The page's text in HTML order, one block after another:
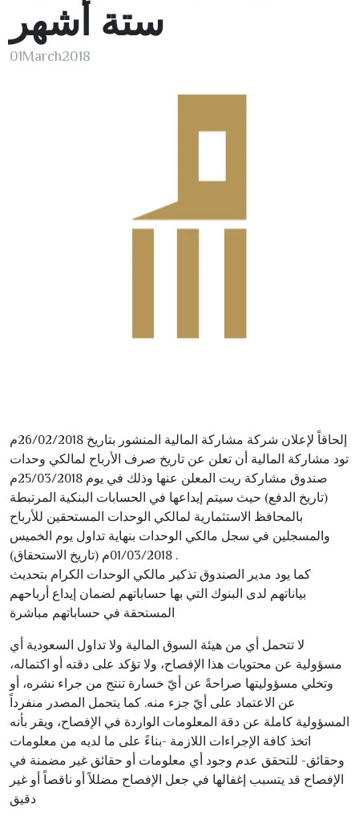
ستة أشهر
01March2018
إلحاقاً لإعلان شركة مشاركة المالية المنشور بتاريخ 26/02/2018م
تود مشاركة المالية أن تعلن عن تاريخ صرف الأرباح لمالكي وحدات
صندوق مشاركة ريت المعلن عنها وذلك في يوم 25/03/2018م
(تاريخ الدفع) حيث سيتم إيداعها في الحسابات البنكية المرتبطة
بالمحافظ الاستثمارية لمالكي الوحدات المستحقين للأرباح
والمسجلين في سجل مالكي الوحدات بنهاية تداول يوم الخميس
01/03/2018 م (تاريخ الاستحقاق) .
كما يود مدير الصندوق تذكير مالكي الوحدات الكرام بتحديث
بياناتهم لدى البنوك التي بها حساباتهم لضمان إيداع أرباحهم
المستحقة في حساباتهم مباشرة
لا تتحمل أي من هيئة السوق المالية ولا تداول السعودية أي
مسؤولية عن محتويات هذا الإفصاح، ولا تؤكد على دقته أو اكتماله،
وتخلي مسؤوليتها صراحةً عن أيّ خسارة تنتج من جراء نشره، أو
عن الاعتماد على أيّ جزء منه. كما يتحمل المصدر منفرداً
المسؤولية كاملة عن دقة المعلومات الواردة في الإفصاح، ويقر بأنه
اتخذ كافة الإجراءات اللازمة -بناءً على ما لديه من معلومات
وحقائق- للتحقق عدم وجود أي معلومات أو حقائق غير مضمنة في
الإفصاح قد يتسبب إغفالها في جعل الإفصاح مضللاً أو ناقصاً أو غير
دقيق